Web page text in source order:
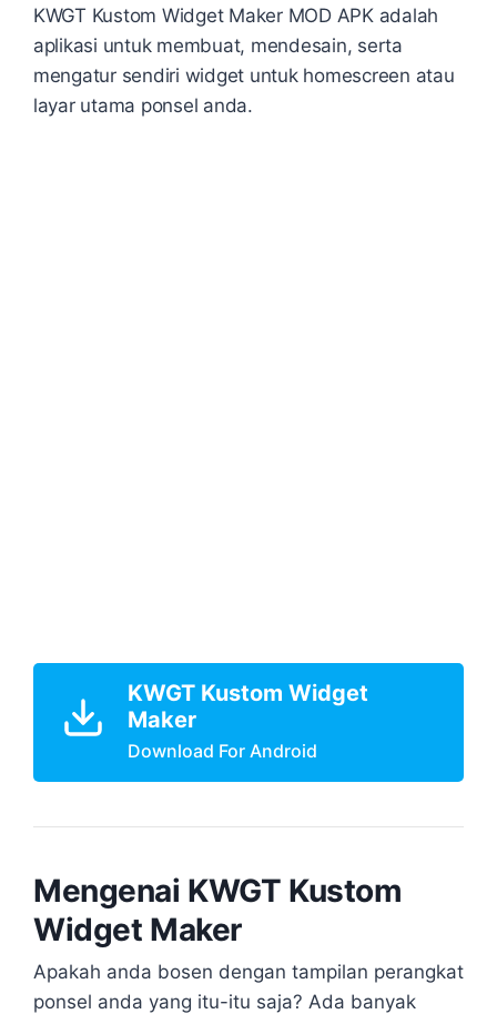
KWGT Kustom Widget Maker MOD APK adalah
aplikasi untuk membuat, mendesain, serta
mengatur sendiri widget untuk homescreen atau
layar utama ponsel anda.
KWGT Kustom Widget
Maker
Download For Android
Mengenai KWGT Kustom
Widget Maker
Apakah anda bosen dengan tampilan perangkat
ponsel anda yang itu-itu saja? Ada banyak